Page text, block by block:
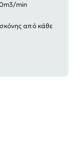
min
από κάθε